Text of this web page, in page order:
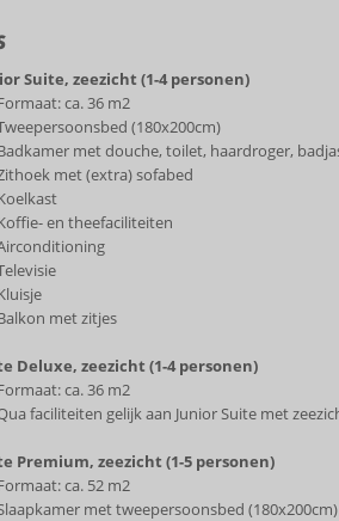
Suite, zeezicht (1-4 personen)
ca. 36 m2
(180x200cm)
met douche, toilet, haardroger,
met (extra) sofabed
en theefaciliteiten
met zitjes
Deluxe, zeezicht (1-4 personen)
ca. 36 m2
faciliteiten gelijk aan Junior Suite met
Premium, zeezicht (1-5 personen)
ca. 52 m2
met tweepersoonsbed (180x200cm)